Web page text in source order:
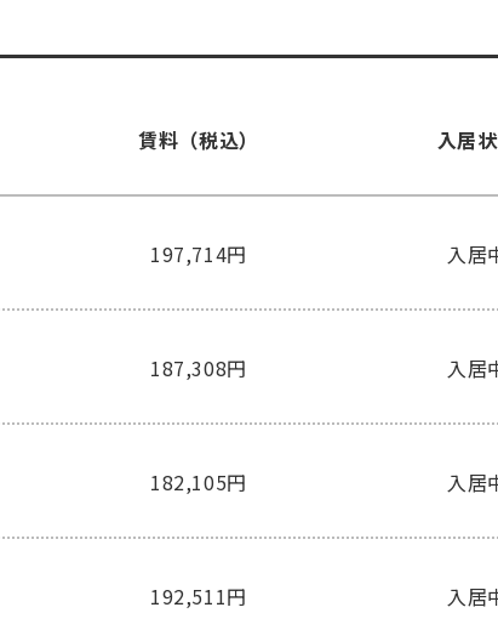
賃料（税込） 入居
197,714円 入居
187,308円 入居
182,105円 入居
192,511円 入居